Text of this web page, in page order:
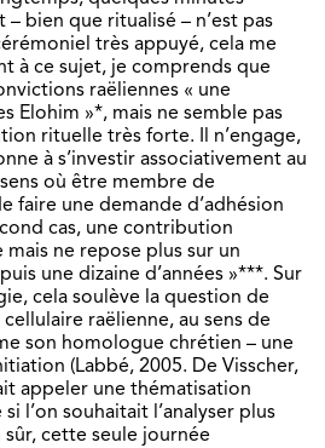
– bien que ritualisé – n’est pas
très appuyé, cela me
à ce sujet, je comprends que
raëliennes « une
Elohim »*, mais ne semble pas
rituelle très forte. Il n’engage,
à s’investir associativement au
où être membre de
faire une demande d’adhésion
cas, une contribution
ne repose plus sur un
une dizaine d’années »***. Sur
cela soulève la question de
raëlienne, au sens de
son homologue chrétien – une
(Labbé, 2005. De Visscher,
appeler une thématisation
l’on souhaitait l’analyser plus
cette seule journée